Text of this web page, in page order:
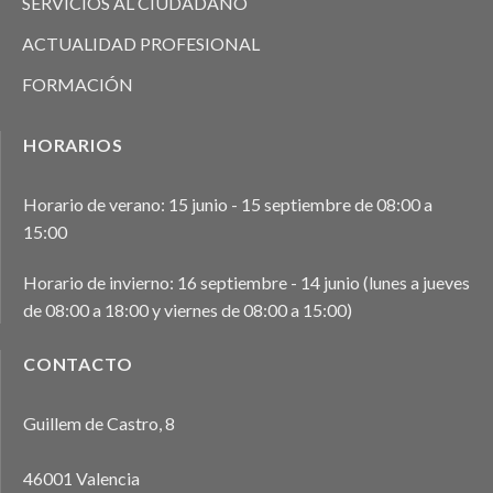
ACTUALIDAD PROFESIONAL
FORMACIÓN
HORARIOS
Horario de verano: 15 junio - 15 septiembre de 08:00 a
15:00
Horario de invierno: 16 septiembre - 14 junio (lunes a jueves
de 08:00 a 18:00 y viernes de 08:00 a 15:00)
CONTACTO
Guillem de Castro, 8
46001 Valencia